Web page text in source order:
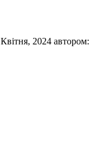
2024 автором: